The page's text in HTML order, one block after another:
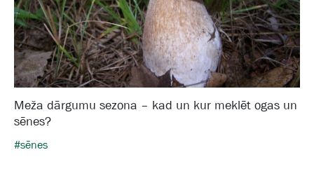
Meža dārgumu sezona – kad un kur meklēt ogas un
sēnes?
#sēnes